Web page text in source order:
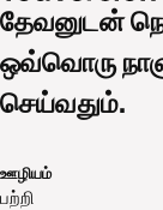
தேவனுடன்
ஒவ்வொரு
செய்வதும்.
ஊழியம்
பற்றி